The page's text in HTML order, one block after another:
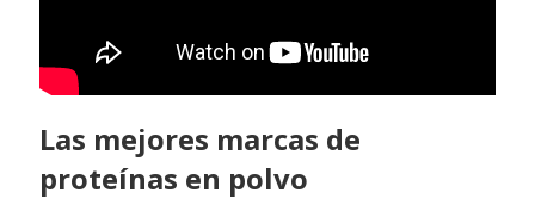
Las mejores marcas de
proteínas en polvo